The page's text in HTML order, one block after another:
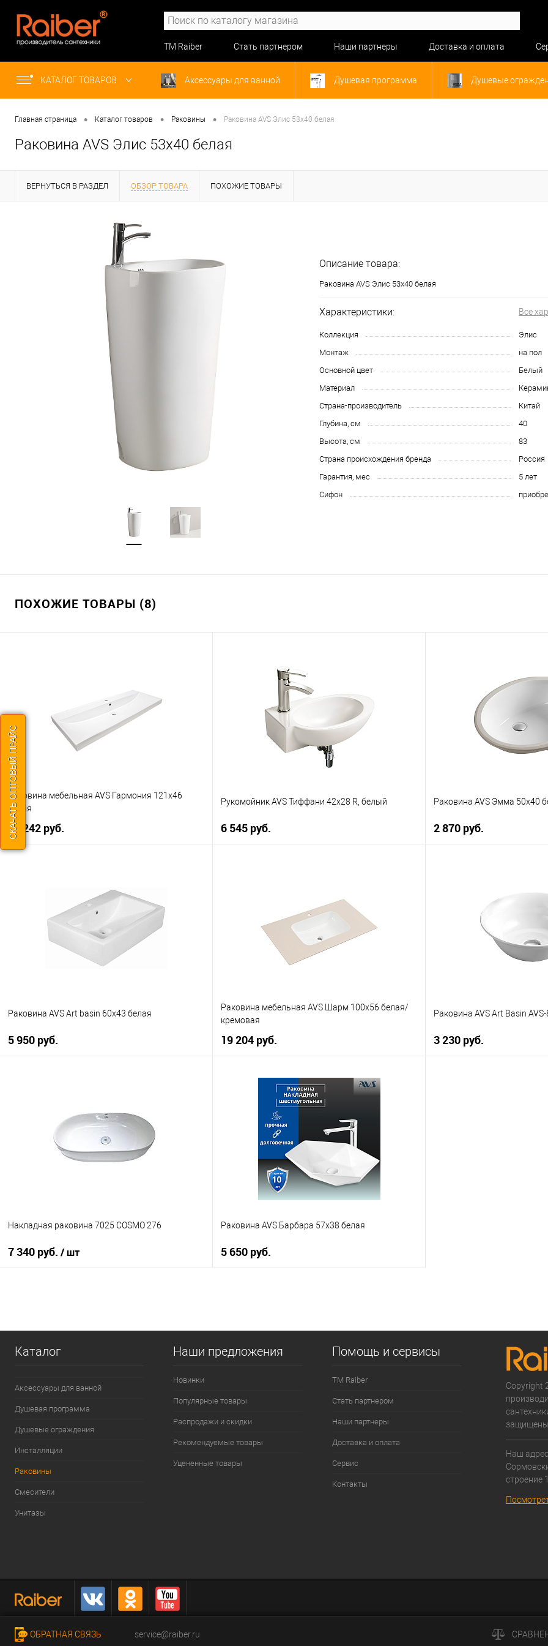
ТМ Raiber Стать партнером Наши партнеры Доставка и оплата
КАТАЛОГ ТОВАРОВ Аксессуары для ванной Душевая программа Душевые
Главная страница • Каталог товаров • Раковины • Раковина AVS Элис 53x40 белая
Раковина AVS Элис 53x40 белая
ВЕРНУТЬСЯ В РАЗДЕЛ ОБЗОР ТОВАРА ПОХОЖИЕ ТОВАРЫ
Описание товара:
Раковина AVS Элис 53x40 белая
Характеристики: Все
Коллекция
Элис
Монтаж
на пол
Основной цвет
Белый
Материал
Страна-производитель
Китай
Глубина, см
40
Высота, см
83
Страна происхождения бренда
Россия
Гарантия, мес
5 лет
Сифон
ПОХОЖИЕ ТОВАРЫ (8)
Раковина мебельная AVS Гармония 121x46
белая
22 242 руб.
К сравнению
В избранное
В наличии
Рукомойник AVS Тиффани 42х28 R, белый
6 545 руб.
В наличии
Раковина AVS Эмма 50x40
2 870 руб.
В избранное
Раковина AVS Art basin 60х43 белая
5 950 руб.
В избранное
В наличии
Раковина мебельная AVS Шарм 100x56 белая/
кремовая
19 204 руб.
Купить в 1 клик
В избранное
В наличии
Раковина AVS Art Basin
3 230 руб.
Накладная раковина 7025 COSMO 276
7 340 руб. / шт
Раковина AVS Барбара 57х38 белая
5 650 руб.
Каталог
Аксессуары для ванной
Душевая программа
Душевые ограждения
Инсталляции
Раковины
Смесители
Унитазы
Наши предложения
Новинки
Популярные товары
Распродажи и скидки
Рекомендуемые товары
Уцененные товары
Помощь и сервисы
ТМ Raiber
Стать партнером
Наши партнеры
Доставка и оплата
Сервис
Контакты
Copyright
Наш
строение
СКАЧАТЬ ОПТОВЫЙ ПРАЙС
ОБРАТНАЯ СВЯЗЬ service@raiber.ru